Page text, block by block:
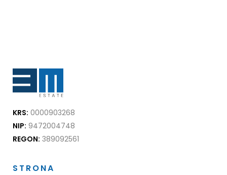
KRS: 0000903268
NIP: 9472004748
REGON: 389092561
STRONA